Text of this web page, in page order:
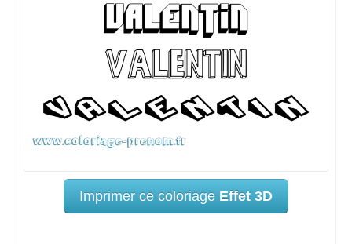
Imprimer ce coloriage Effet 3D